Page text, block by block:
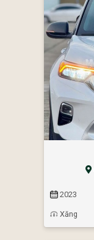
2023
Xăng